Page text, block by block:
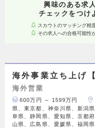
興味のある求
チェックをつけ
スカウトのマッチング精
その求人への合格可能性
海外事業立ち上げ
海外営業
600万円 ～ 1599万円
県、東京都、神奈川県、新潟
阜県、静岡県、愛知県、京都
山県、広島県、愛媛県、福岡